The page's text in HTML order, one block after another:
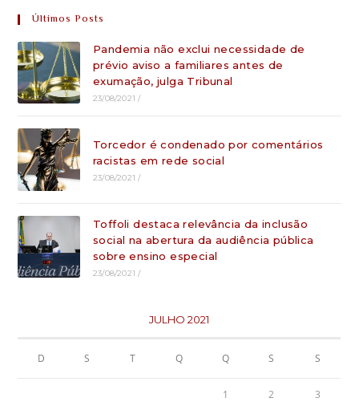
Últimos Posts
Pandemia não exclui necessidade de
prévio aviso a familiares antes de
exumação, julga Tribunal
23/08/2021 /
Torcedor é condenado por comentários
racistas em rede social
23/08/2021 /
Toffoli destaca relevância da inclusão
social na abertura da audiência pública
sobre ensino especial
23/08/2021 /
JULHO 2021
D S T Q Q S S
1 2 3